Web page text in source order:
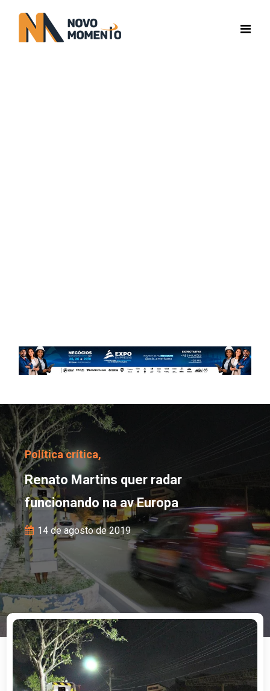
Renato Martins quer
Política crítica,
Renato Martins quer radar
funcionando na av Europa
14 de agosto de 2019